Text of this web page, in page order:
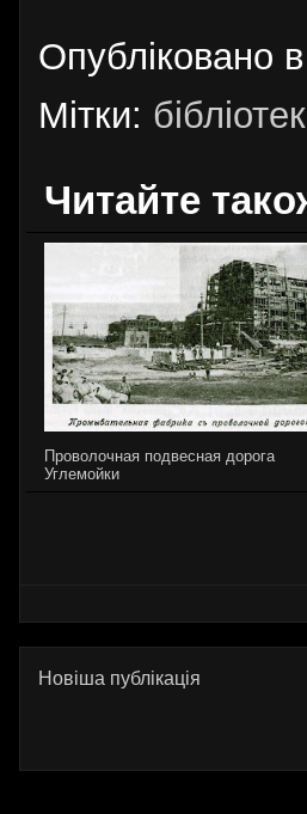
Опубліковано в
Мітки:
Читайте
Проволочная подвесная дорога
Углемойки
Новіша публікація